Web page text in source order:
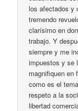
los afectados y
tremendo
clarísimo en
trabajo. Y
siempre y me
impuestos y se
magnifiquen en
como es el
respeto a la
libertad